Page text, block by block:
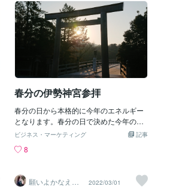
す。ところが。。人生いろいろあります
よね（笑）。約1年前から、ストレスを言
い訳にひょっこりお酒を再開してしまい
ました。飲み続けても太らなかったの
で。。。飲み始めは「あ〜楽しい！」な
んて思っていたのですが、だんだんと深
酒が増え、時には意識がなくなるまで飲
んでしまうことも。。。翌朝のパフォー
マンスはガタ落ち。「また飲んじゃっ
日本酒、焼酎が好きなのですが、ビール
はクラフトビールが好きで、一度に結構
飲んでいたので、お財布の波動（笑）も
どんどん低くなる一方でした。「根本の
ゃ、でも逃げたい。。とループしていた
わたしの前に、今日、突然YouTubeであ
春分の伊勢神宮参拝
春分の日から本格的に今年のエネルギー
となります。春分の日で決めた今年の目
標を、毎年伊勢神宮に宣言する参拝を行
躍していくことが（数年たって）わかり
躍していくことがわかってきていつも一
緒に行きたいというようになってきまし
記事
ビジネス・マーケティング
8
願いよかなえ～
ゆりか～
2022/03/01